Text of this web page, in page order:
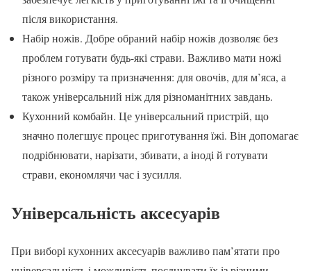
після використання.
Набір ножів. Добре обраний набір ножів дозволяє без
проблем готувати будь-які страви. Важливо мати ножі
різного розміру та призначення: для овочів, для м’яса, а
також універсальний ніж для різноманітних завдань.
Кухонний комбайн. Це універсальний пристрій, що
значно полегшує процес приготування їжі. Він допомагає
подрібнювати, нарізати, збивати, а іноді й готувати
страви, економлячи час і зусилля.
Універсальність аксесуарів
При виборі кухонних аксесуарів важливо пам’ятати про